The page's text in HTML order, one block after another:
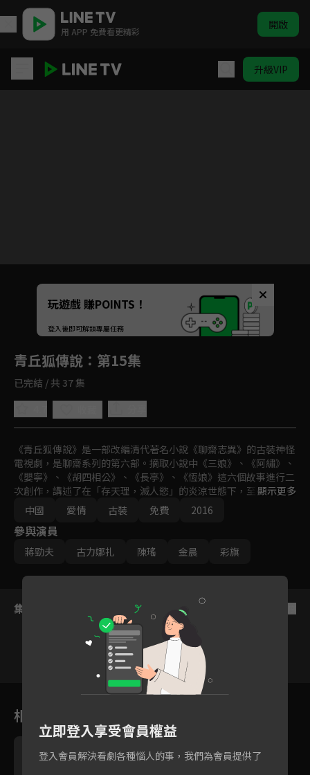
用 APP 免費看更精彩 開啟
升級VIP
Unmute
如有不便請見諒
玩遊戲 賺POINTS！
登入後即可解鎖專屬任務
青丘狐傳說 ：第15集
已完結 / 共 37 集
《青丘狐傳說》﻿是一部改編清代著名小說《聊齋志異》的古裝神怪
電視劇，是聊齋系列的第六部。摘取小說中《三娘》、《阿繡》、
《嬰寧》、《胡四相公》、《長亭》、《恆娘》這六個故事進行二
次創作，講述了在「存天理，滅人慾」的炎涼世態下，至情至性的
「狐們」在愛欲悲歡中的浮沉糾葛。
顯示更多
中國
愛情 古裝 免費 2016
參與演員
蔣勁夫 古力娜扎 陳瑤 金晨 彩旗
集數列表
14 15 16
相關花絮
立即登入享受會員權益
登入會員解決看劇各種惱人的事，我們為會員提供了